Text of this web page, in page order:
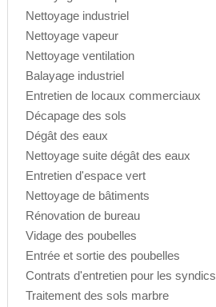
Nettoyage industriel
Nettoyage vapeur
Nettoyage ventilation
Balayage industriel
Entretien de locaux commerciaux
Décapage des sols
Dégât des eaux
Nettoyage suite dégât des eaux
Entretien d'espace vert
Nettoyage de bâtiments
Rénovation de bureau
Vidage des poubelles
Entrée et sortie des poubelles
Contrats d'entretien pour les syndics
Traitement des sols marbre